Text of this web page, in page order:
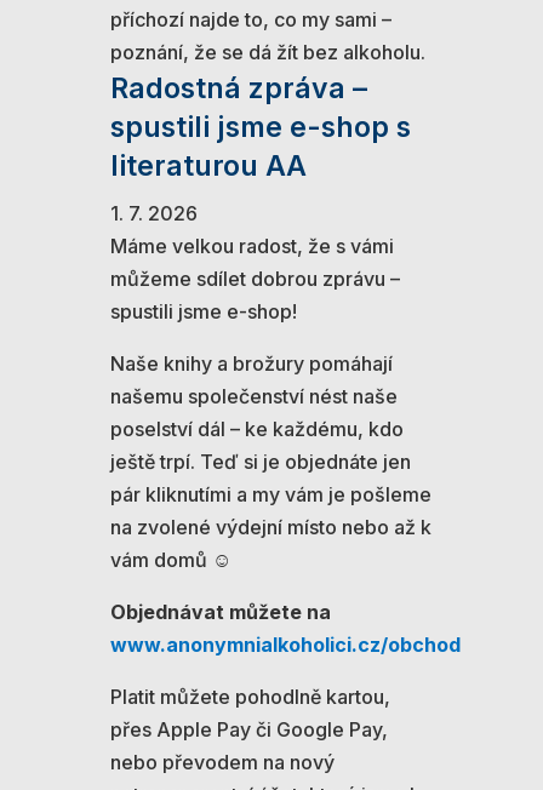
příchozí najde to, co my sami –
poznání, že se dá žít bez alkoholu.
Radostná zpráva –
spustili jsme e-shop s
literaturou AA
1. 7. 2026
Máme velkou radost, že s vámi
můžeme sdílet dobrou zprávu –
spustili jsme e-shop!
Naše knihy a brožury pomáhají
našemu společenství nést naše
poselství dál – ke každému, kdo
ještě trpí. Teď si je objednáte jen
pár kliknutími a my vám je pošleme
na zvolené výdejní místo nebo až k
vám domů ☺️
Objednávat můžete na
www.anonymnialkoholici.cz/obchod
Platit můžete pohodlně kartou,
přes Apple Pay či Google Pay,
nebo převodem na nový